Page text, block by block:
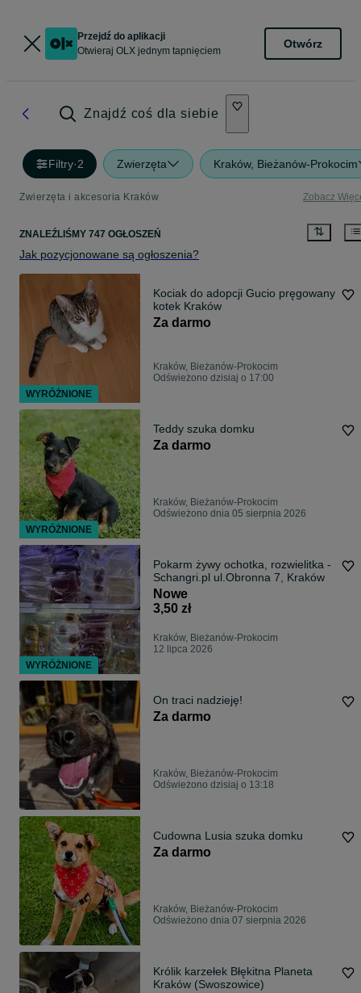
Przejdź do aplikacji
Otwieraj OLX jednym tapnięciem
Otwórz
Znajdź coś dla siebie
Filtry·2 Zwierzęta Kraków, Bieżanów-Prokocim
Zwierzęta i akcesoria Kraków Zobacz
ZNALEŹLIŚMY 747 OGŁOSZEŃ
Jak pozycjonowane są ogłoszenia?
Kociak do adopcji Gucio pręgowany
kotek Kraków
Za darmo
Kraków, Bieżanów-Prokocim
Odświeżono dzisiaj o 17:00
Teddy szuka domku
Za darmo
Kraków, Bieżanów-Prokocim
Odświeżono dnia 05 sierpnia 2026
Pokarm żywy ochotka, rozwielitka -
Schangri.pl ul.Obronna 7, Kraków
Nowe
3,50 zł
Kraków, Bieżanów-Prokocim
12 lipca 2026
On traci nadzieję!
Za darmo
Kraków, Bieżanów-Prokocim
Odświeżono dzisiaj o 13:18
Cudowna Lusia szuka domku
Za darmo
Kraków, Bieżanów-Prokocim
Odświeżono dnia 07 sierpnia 2026
Królik karzełek Błękitna Planeta
Kraków (Swoszowice)
WYRÓŻNIONE
WYRÓŻNIONE
WYRÓŻNIONE